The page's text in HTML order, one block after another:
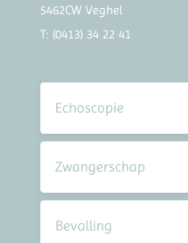
5462CW Veghel
T: (0413) 34 22 41
Echoscopie
Zwangerschap
Bevalling